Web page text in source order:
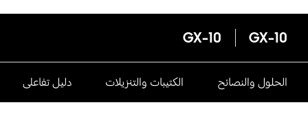
GX-10
GX-10
الحلول والنصائح الكتيبات والتنزيلات دليل تفاعلى